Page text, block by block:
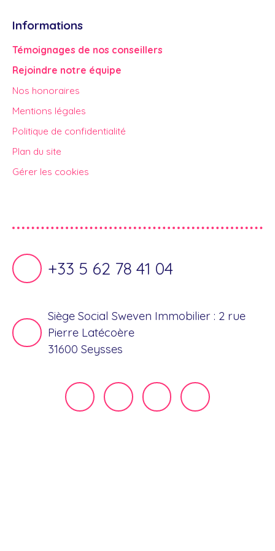
Informations
Témoignages de nos conseillers
Rejoindre notre équipe
Nos honoraires
Mentions légales
Politique de confidentialité
Plan du site
Gérer les cookies
+33 5 62 78 41 04
Siège Social Sweven Immobilier : 2 rue
Pierre Latécoère
31600 Seysses